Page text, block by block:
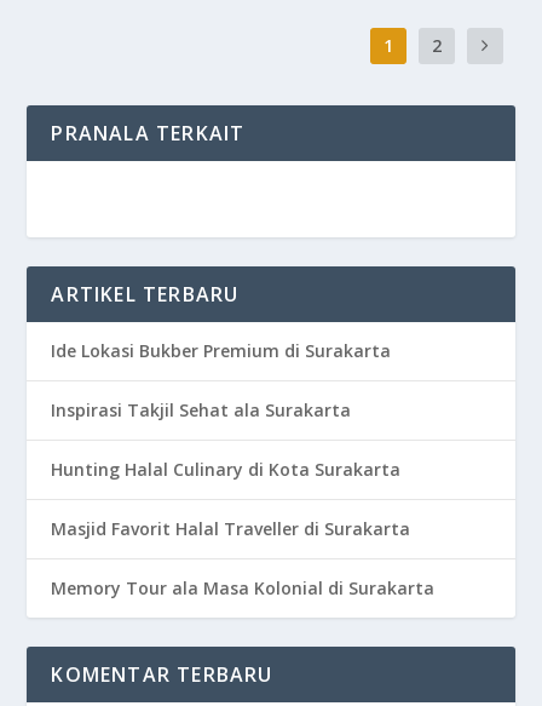
1 2
PRANALA TERKAIT
ARTIKEL TERBARU
Ide Lokasi Bukber Premium di Surakarta
Inspirasi Takjil Sehat ala Surakarta
Hunting Halal Culinary di Kota Surakarta
Masjid Favorit Halal Traveller di Surakarta
Memory Tour ala Masa Kolonial di Surakarta
KOMENTAR TERBARU